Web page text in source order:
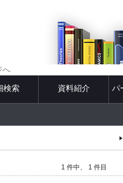
へ
検索 資料紹介 パ
1 件中、 1 件目